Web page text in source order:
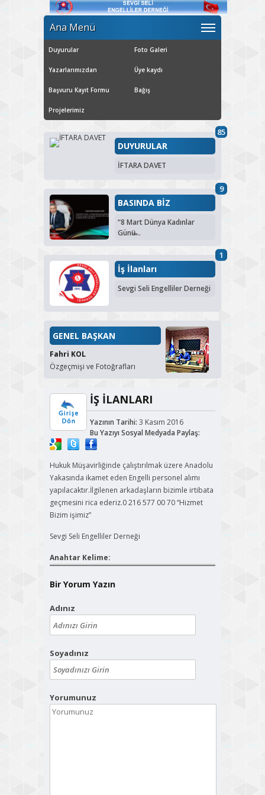
Ana Menü
Duyurular Foto Galeri
Yazarlarımızdan Üye kaydı
Başvuru Kayıt Formu Bağış
Projelerimiz
85
DUYURULAR
İFTARA DAVET
9
BASINDA BİZ
“8 Mart Dünya Kadınlar
Günü̶...
1
İş İlanları
Sevgi Seli Engelliler Derneği
GENEL BAŞKAN
Fahri KOL
Özgeçmişi ve Fotoğrafları
İŞ İLANLARI
Yazının Tarihi: 3 Kasım 2016
Bu Yazıyı Sosyal Medyada Paylaş:
Hukuk Müşavirliğinde çalıştırılmak üzere Anadolu
Yakasında ikamet eden Engelli personel alımı
yapılacaktır.İlgilenen arkadaşların bizimle irtibata
geçmesini rica ederiz.0 216 577 00 70 “Hizmet
Bizim işimiz”
Sevgi Seli Engelliler Derneği
Anahtar Kelime:
Bir Yorum Yazın
Adınız
Soyadınız
Yorumunuz